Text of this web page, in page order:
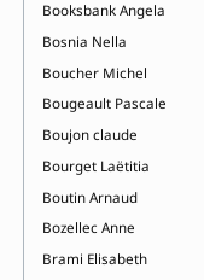
Booksbank Angela
Bosnia Nella
Boucher Michel
Bougeault Pascale
Boujon claude
Bourget Laëtitia
Boutin Arnaud
Bozellec Anne
Brami Elisabeth